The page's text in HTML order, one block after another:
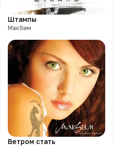
Штампы
МакSим
Ветром стать